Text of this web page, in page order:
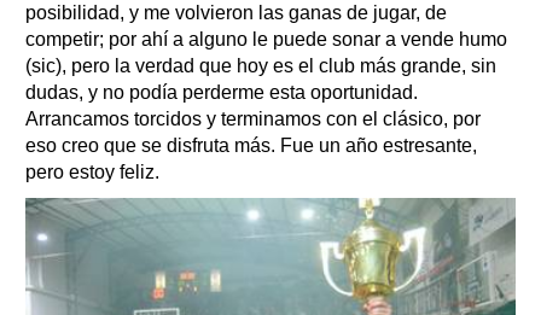
posibilidad, y me volvieron las ganas de jugar, de
competir; por ahí a alguno le puede sonar a vende humo
(sic), pero la verdad que hoy es el club más grande, sin
dudas, y no podía perderme esta oportunidad.
Arrancamos torcidos y terminamos con el clásico, por
eso creo que se disfruta más. Fue un año estresante,
pero estoy feliz.